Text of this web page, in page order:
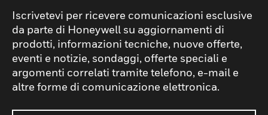
Iscrivetevi per ricevere comunicazioni esclusive
da parte di Honeywell su aggiornamenti di
prodotti, informazioni tecniche, nuove offerte,
eventi e notizie, sondaggi, offerte speciali e
argomenti correlati tramite telefono, e-mail e
altre forme di comunicazione elettronica.